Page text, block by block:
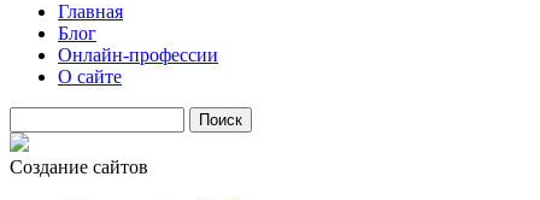
Главная
Блог
Онлайн-профессии
О сайте
Создание сайтов